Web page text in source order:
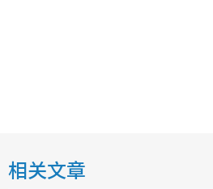
相关文章